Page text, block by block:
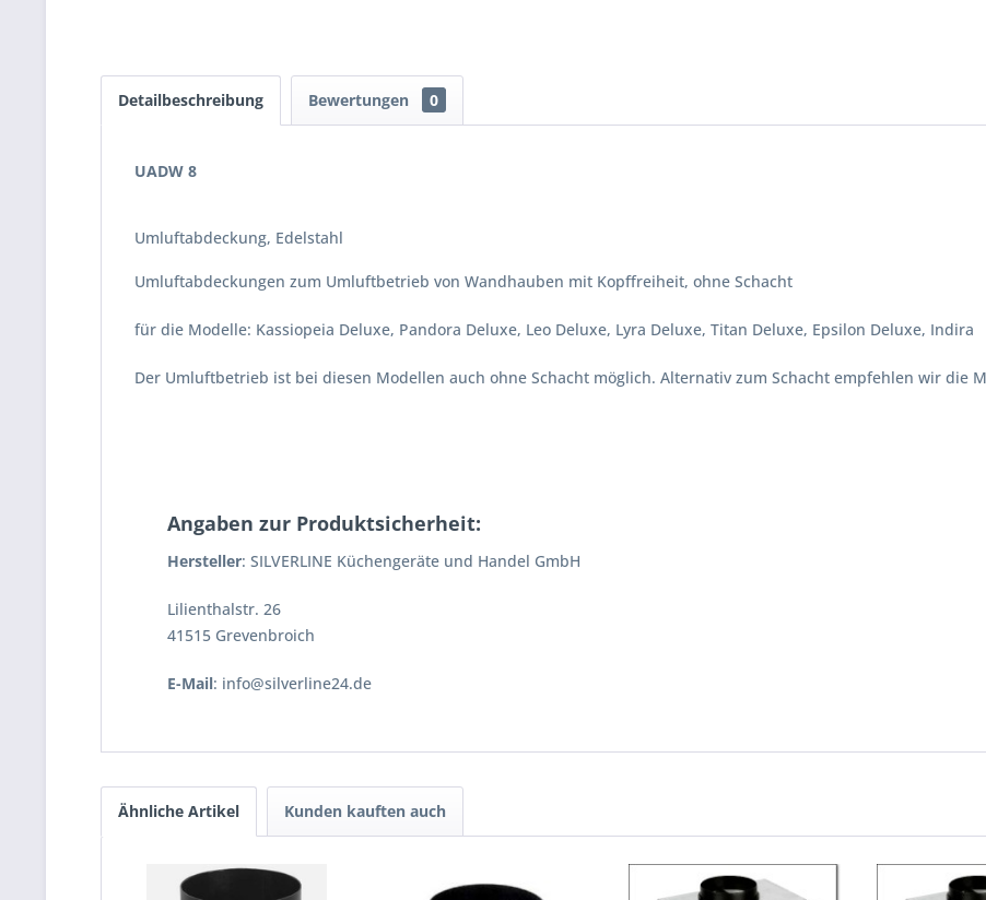
Detailbeschreibung Bewertungen 0
UADW 8
Umluftabdeckung, Edelstahl
Umluftabdeckungen zum Umluftbetrieb von Wandhauben mit Kopffreiheit, ohne Schacht
für die Modelle: Kassiopeia Deluxe, Pandora Deluxe, Leo Deluxe, Lyra Deluxe, Titan Deluxe, Epsilon Deluxe, Indira
Der Umluftbetrieb ist bei diesen Modellen auch ohne Schacht möglich. Alternativ zum Schacht empfehlen wir die
Angaben zur Produktsicherheit:
Hersteller: SILVERLINE Küchengeräte und Handel GmbH
Lilienthalstr. 26
41515 Grevenbroich
E-Mail: info@silverline24.de
Ähnliche Artikel Kunden kauften auch